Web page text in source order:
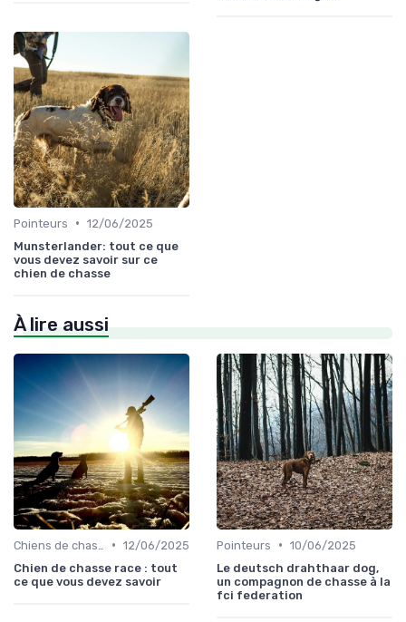
Pointeurs • 12/06/2025
Munsterlander: tout ce que
vous devez savoir sur ce
chien de chasse
À lire aussi
• 12/06/2025
Chien de chasse race : tout
ce que vous devez savoir
Pointeurs • 10/06/2025
Le deutsch drahthaar dog,
un compagnon de chasse à la
fci federation